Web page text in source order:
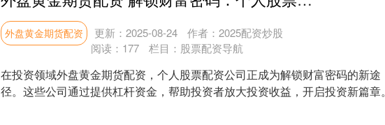
外盘黄金期货配资 更新：2025-08-24
作者：2025配资炒股
阅读： 177 栏目： 股票配资导航
在投资领域外盘黄金期货配资，个人股票配资公司正成为解锁财富密码的新途
径。这些公司通过提供杠杆资金，帮助投资者放大投资收益，开启投资新篇章。